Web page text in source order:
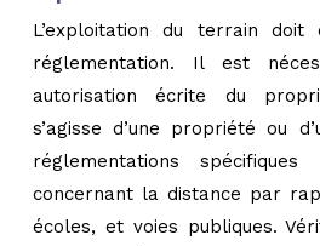
L’exploitation du terrain
réglementation. Il est
autorisation écrite du
s’agisse d’une propriété ou
réglementations spécifiques
concernant la distance par
écoles, et voies publiques.